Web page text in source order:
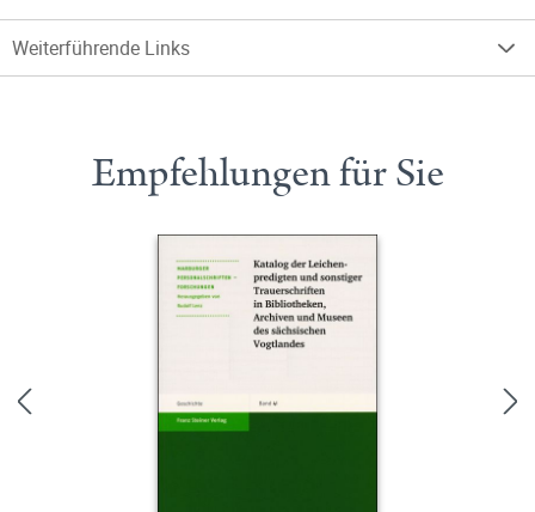
Weiterführende Links
Empfehlungen für Sie